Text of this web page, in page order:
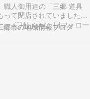
職人御用達の「三郷 道具
て閉店されていました。
ンク】 アクセス 三郷 道具
を案内する張り紙があり
郷市の地域情報ブログ